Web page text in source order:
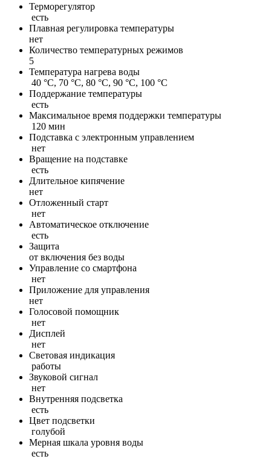
Терморегулятор
есть
Плавная регулировка температуры
нет
Количество температурных режимов
5
Температура нагрева воды
40 °C, 70 °C, 80 °C, 90 °C, 100 °C
Поддержание температуры
есть
Максимальное время поддержки температуры
120 мин
Подставка с электронным управлением
нет
Вращение на подставке
есть
Длительное кипячение
нет
Отложенный старт
нет
Автоматическое отключение
есть
Защита
от включения без воды
Управление со смартфона
нет
Приложение для управления
нет
Голосовой помощник
нет
Дисплей
нет
Световая индикация
работы
Звуковой сигнал
нет
Внутренняя подсветка
есть
Цвет подсветки
голубой
Мерная шкала уровня воды
есть